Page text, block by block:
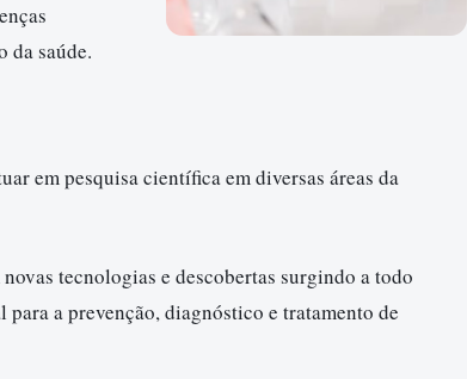
da saúde.
em pesquisa científica em diversas áreas da
tecnologias e descobertas surgindo a todo
a prevenção, diagnóstico e tratamento de